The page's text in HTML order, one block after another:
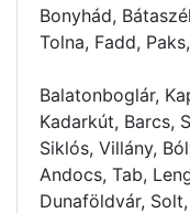
Bonyhád,
Tolna, Fadd,
Balatonboglár,
Kadarkút, Barcs,
Siklós, Villány,
Andocs, Tab,
Dunaföldvár,